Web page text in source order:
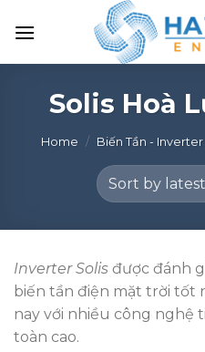
Solis Hoà
Home / Biến Tần - Inverter
Inverter Solis được đánh
biến tần điện mặt trời
nay với nhiều công nghệ
toàn cao.